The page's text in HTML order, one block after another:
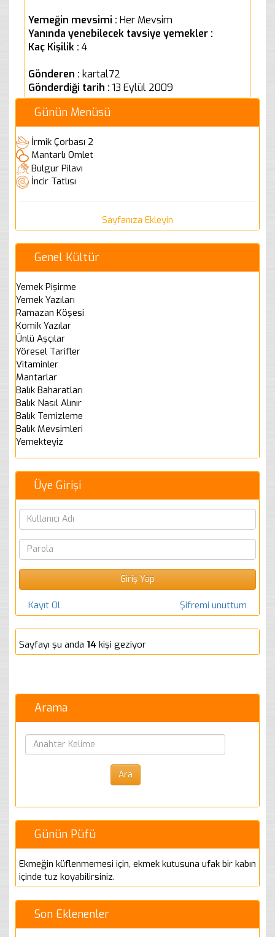
Yemeğin mevsimi : Her Mevsim
Yanında yenebilecek tavsiye yemekler :
Kaç Kişilik : 4
Gönderen : kartal72
Gönderdiği tarih : 13 Eylül 2009
Günün Menüsü
İrmik Çorbası 2
Mantarlı Omlet
Bulgur Pilavı
İncir Tatlısı
Sayfanıza Ekleyin
Genel Kültür
Yemek Pişirme
Yemek Yazıları
Ramazan Köşesi
Komik Yazılar
Ünlü Aşçılar
Yöresel Tarifler
Vitaminler
Mantarlar
Balık Baharatları
Balık Nasıl Alınır
Balık Temizleme
Balık Mevsimleri
Yemekteyiz
Üye Girişi
Kayıt Ol Şifremi unuttum
Sayfayı şu anda 14 kişi geziyor
Arama
Günün Püfü
Ekmeğin küflenmemesi için, ekmek kutusuna ufak bir kabın
içinde tuz koyabilirsiniz.
Son Eklenenler